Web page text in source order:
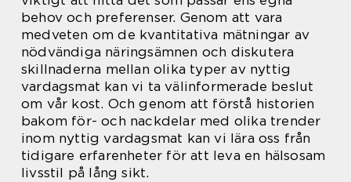
behov och preferenser. Genom att vara
medveten om de kvantitativa mätningar av
nödvändiga näringsämnen och diskutera
skillnaderna mellan olika typer av nyttig
vardagsmat kan vi ta välinformerade beslut
om vår kost. Och genom att förstå historien
bakom för- och nackdelar med olika trender
inom nyttig vardagsmat kan vi lära oss från
tidigare erfarenheter för att leva en hälsosam
livsstil på lång sikt.